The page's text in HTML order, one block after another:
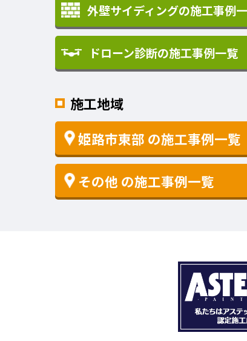
外壁サイディングの施工事例
ドローン診断の施工事例一覧
施工地域
姫路市東部 の施工事例一覧
その他 の施工事例一覧